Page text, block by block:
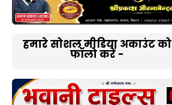
हमारे सोशल मीडिया अकाउंट को
फॉलो करें -